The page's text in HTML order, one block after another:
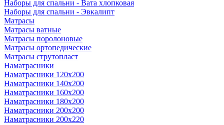
Наборы для спальни - Вата хлопковая
Наборы для спальни - Эвкалипт
Матрасы
Матрасы ватные
Матрасы поролоновые
Матрасы ортопедические
Матрасы струтопласт
Наматрасники
Наматрасники 120х200
Наматрасники 140х200
Наматрасники 160х200
Наматрасники 180х200
Наматрасники 200х200
Наматрасники 200х220